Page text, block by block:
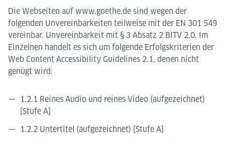
Die Webseiten auf www.goethe.de sind wegen der
folgenden Unvereinbarkeiten teilweise mit der EN 301 549
vereinbar. Unvereinbarkeit mit § 3 Absatz 2 BITV 2.0. Im
Einzelnen handelt es sich um folgende Erfolgskriterien der
Web Content Accessibility Guidelines 2.1, denen nicht
genügt wird:
1.2.1 Reines Audio und reines Video (aufgezeichnet)
[Stufe A]
1.2.2 Untertitel (aufgezeichnet) [Stufe A]